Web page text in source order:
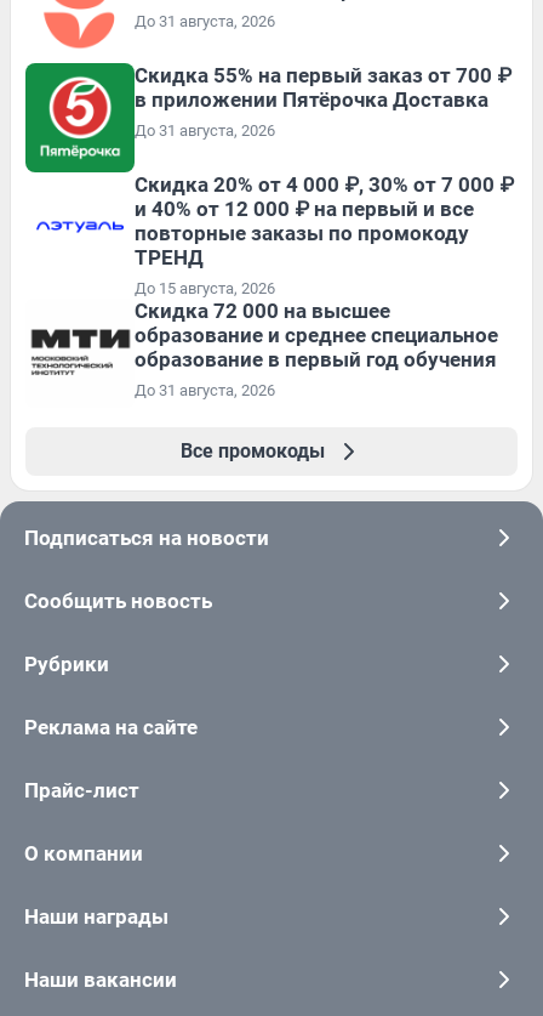
До 31 августа, 2026
Скидка 55% на первый заказ от 700 ₽
в приложении Пятёрочка Доставка
До 31 августа, 2026
Скидка 20% от 4 000 ₽, 30% от 7 000 ₽
и 40% от 12 000 ₽ на первый и все
повторные заказы по промокоду
ТРЕНД
До 15 августа, 2026
Скидка 72 000 на высшее
образование и среднее специальное
образование в первый год обучения
До 31 августа, 2026
Все промокоды
Подписаться на новости
Сообщить новость
Рубрики
Реклама на сайте
Прайс-лист
О компании
Наши награды
Наши вакансии